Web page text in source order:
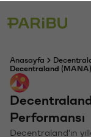
Anasayfa
Decentraland
Performansı
Decentraland'ın